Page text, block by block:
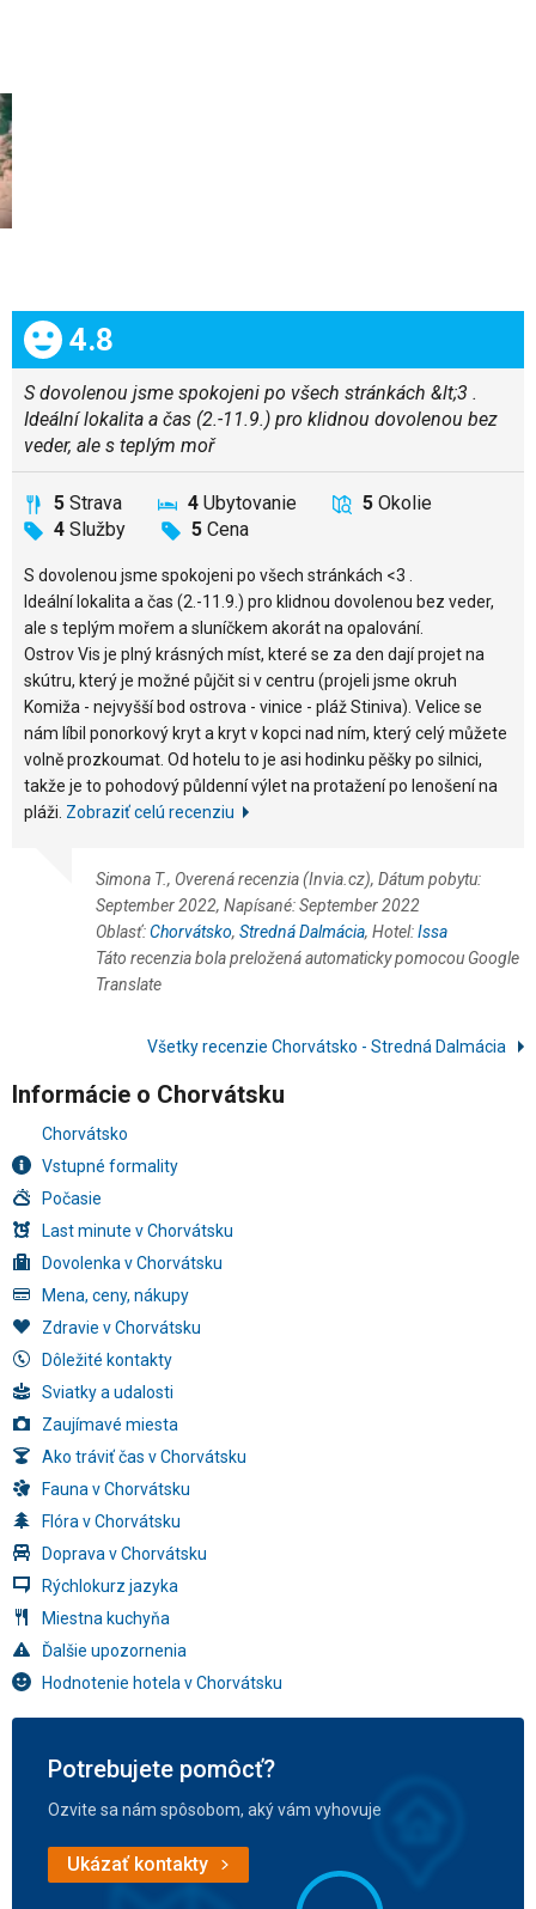
Celkom:
4.8
S dovolenou jsme spokojeni po všech stránkách &lt;3 .
Ideální lokalita a čas (2.-11.9.) pro klidnou dovolenou bez
veder, ale s teplým moř
5 Strava 4 Ubytovanie 5 Okolie
4 Služby 5 Cena
S dovolenou jsme spokojeni po všech stránkách <3 .
Ideální lokalita a čas (2.-11.9.) pro klidnou dovolenou bez veder,
ale s teplým mořem a sluníčkem akorát na opalování.
Ostrov Vis je plný krásných míst, které se za den dají projet na
skútru, který je možné půjčit si v centru (projeli jsme okruh
Komiža - nejvyšší bod ostrova - vinice - pláž Stiniva). Velice se
nám líbil ponorkový kryt a kryt v kopci nad ním, který celý můžete
volně prozkoumat. Od hotelu to je asi hodinku pěšky po silnici,
takže je to pohodový půldenní výlet na protažení po lenošení na
pláži. Zobraziť celú recenziu
Simona T., Overená recenzia (Invia.cz), Dátum pobytu:
September 2022, Napísané: September 2022
Oblasť:Chorvátsko, Stredná Dalmácia, Hotel:Issa
Táto recenzia bola preložená automaticky pomocou Google
Translate
Všetky recenzie Chorvátsko - Stredná Dalmácia
Informácie o Chorvátsku
Chorvátsko
Vstupné formality
Počasie
Last minute v Chorvátsku
Dovolenka v Chorvátsku
Mena, ceny, nákupy
Zdravie v Chorvátsku
Dôležité kontakty
Sviatky a udalosti
Zaujímavé miesta
Ako tráviť čas v Chorvátsku
Fauna v Chorvátsku
Flóra v Chorvátsku
Doprava v Chorvátsku
Rýchlokurz jazyka
Miestna kuchyňa
Ďalšie upozornenia
Hodnotenie hotela v Chorvátsku
Potrebujete pomôcť?
Ozvite sa nám spôsobom, aký vám vyhovuje
Ukázať kontakty